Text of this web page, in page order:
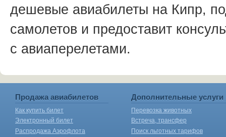
дешевые авиабилеты на Кипр,
самолетов и предоставит
с авиаперелетами.
Продажа авиабилетов
Как купить билет
Электронный билет
Распродажа Аэрофлота
Дополнительные услуги
Перевозка животных
Встреча, трансфер
Поиск льготных тарифов